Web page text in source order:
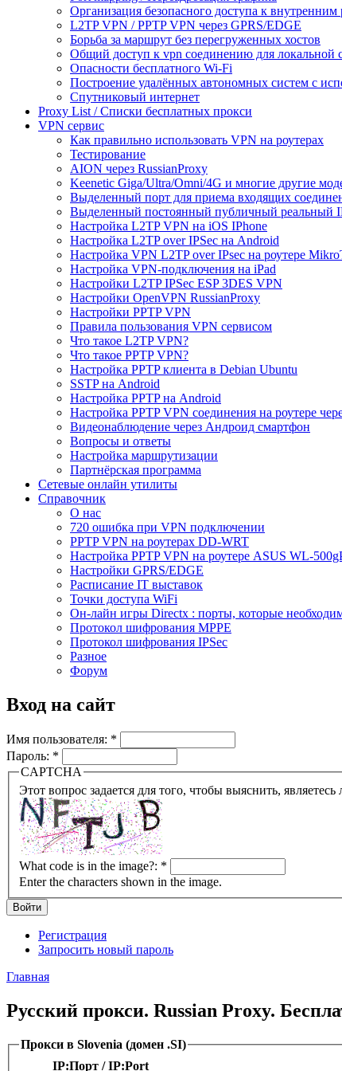
Организация безопасного доступа к
L2TP VPN / PPTP VPN через GPRS/EDGE
Борьба за маршрут без перегруженных хостов
Общий доступ к vpn соединению для локальной
Опасности бесплатного Wi-Fi
Построение удалённых автономных систем с
Спутниковый интернет
Proxy List / Списки бесплатных прокси
VPN сервис
Как правильно использовать VPN на роутерах
Тестирование
AION через RussianProxy
Keenetic Giga/Ultra/Omni/4G и многие другие
Выделенный порт для приема входящих
Выделенный постоянный публичный реальный
Настройка L2TP VPN на iOS IPhone
Настройка L2TP over IPSec на Android
Настройка VPN L2TP over IPsec на роутере
Настройка VPN-подключения на iPad
Настройки L2TP IPSec ESP 3DES VPN
Настройки OpenVPN RussianProxy
Настройки PPTP VPN
Правила пользования VPN сервисом
Что такое L2TP VPN?
Что такое PPTP VPN?
Настройка PPTP клиента в Debian Ubuntu
SSTP на Android
Настройка PPTP на Android
Настройка PPTP VPN соединения на роутере
Видеонаблюдение через Андроид смартфон
Вопросы и ответы
Настройка маршрутизации
Партнёрская программа
Сетевые онлайн утилиты
Справочник
О нас
720 ошибка при VPN подключении
PPTP VPN на роутерах DD-WRT
Настройка PPTP VPN на роутере ASUS WL-
Настройки GPRS/EDGE
Расписание IT выставок
Точки доступа WiFi
Он-лайн игры Directx : порты, которые
Протокол шифрования MPPE
Протокол шифрования IPSec
Разное
Форум
Вход на сайт
Имя пользователя: *
Пароль: *
CAPTCHA
What code is in the image?: *
Enter the characters shown in the image.
Регистрация
Запросить новый пароль
Главная
Русский прокси. Russian Proxy.
Прокси в Slovenia (домен .SI)
IP:Порт / IP:Port